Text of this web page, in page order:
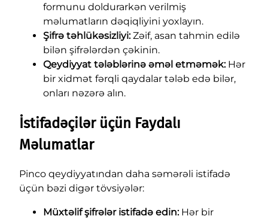
formunu doldurarkən verilmiş
məlumatların dəqiqliyini yoxlayın.
Şifrə təhlükəsizliyi:Zəif, asan tahmin edilə
bilən şifrələrdən çəkinin.
Qeydiyyat tələblərinə əməl etməmək:Hər
bir xidmət fərqli qaydalar tələb edə bilər,
onları nəzərə alın.
İstifadəçilər üçün Faydalı
Məlumatlar
Pinco qeydiyyatından daha səmərəli istifadə
üçün bəzi digər tövsiyələr:
Müxtəlif şifrələr istifadə edin:Hər bir